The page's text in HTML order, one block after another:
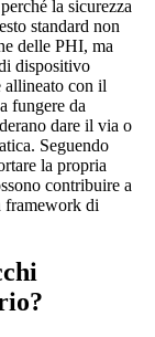
la sicurezza
standard non
delle PHI, ma
dispositivo
allineato con il
fungere da
dare il via o
Seguendo
la propria
contribuire a
framework di